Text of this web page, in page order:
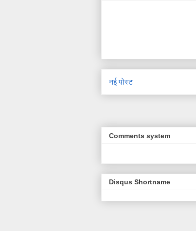
नई पोस्ट
Comments system
Disqus Shortname